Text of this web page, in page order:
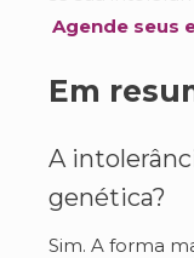
Agende seus
Em
A
genética?
Sim. A forma